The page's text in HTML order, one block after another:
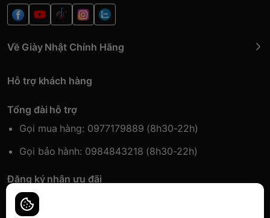
Về Giày Nhật Chính Hãng
Hỗ trợ khách hàng
Tổng đài hỗ trợ
Gọi mua hàng: 0977179889 (8h30-22h)
Gọi bảo hành: 0984843218 (8h30-22h)
Đăng ký nhận ưu đãi
Đăng kí để nhận thông tin ưu đãi sớm nhất.